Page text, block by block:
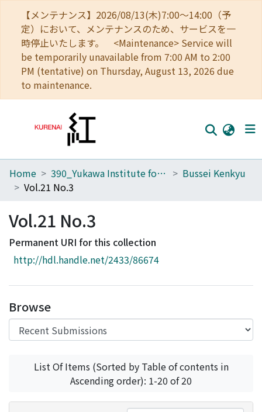
【メンテナンス】2026/08/13(木)7:00～14:00（予
定）において、メンテナンスのため、サービスを一
時停止いたします。 <Maintenance> Service will
be temporarily unavailable from 7:00 AM to 2:00
PM (tentative) on Thursday, August 13, 2026 due
to maintenance.
Home
Browse
Download Ranking
Access Statistics
Home 390_Yukawa Institute for Theoretical Physics
Bussei Kenkyu
Vol.21 No.3
Vol.21 No.3
Permanent URI for this collection
http://hdl.handle.net/2433/86674
Browse
List Of Items (Sorted by Table of contents in
Ascending order): 1-20 of 20